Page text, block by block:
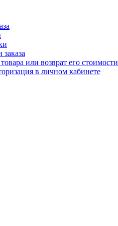
или возврат его стоимости
в личном кабинете